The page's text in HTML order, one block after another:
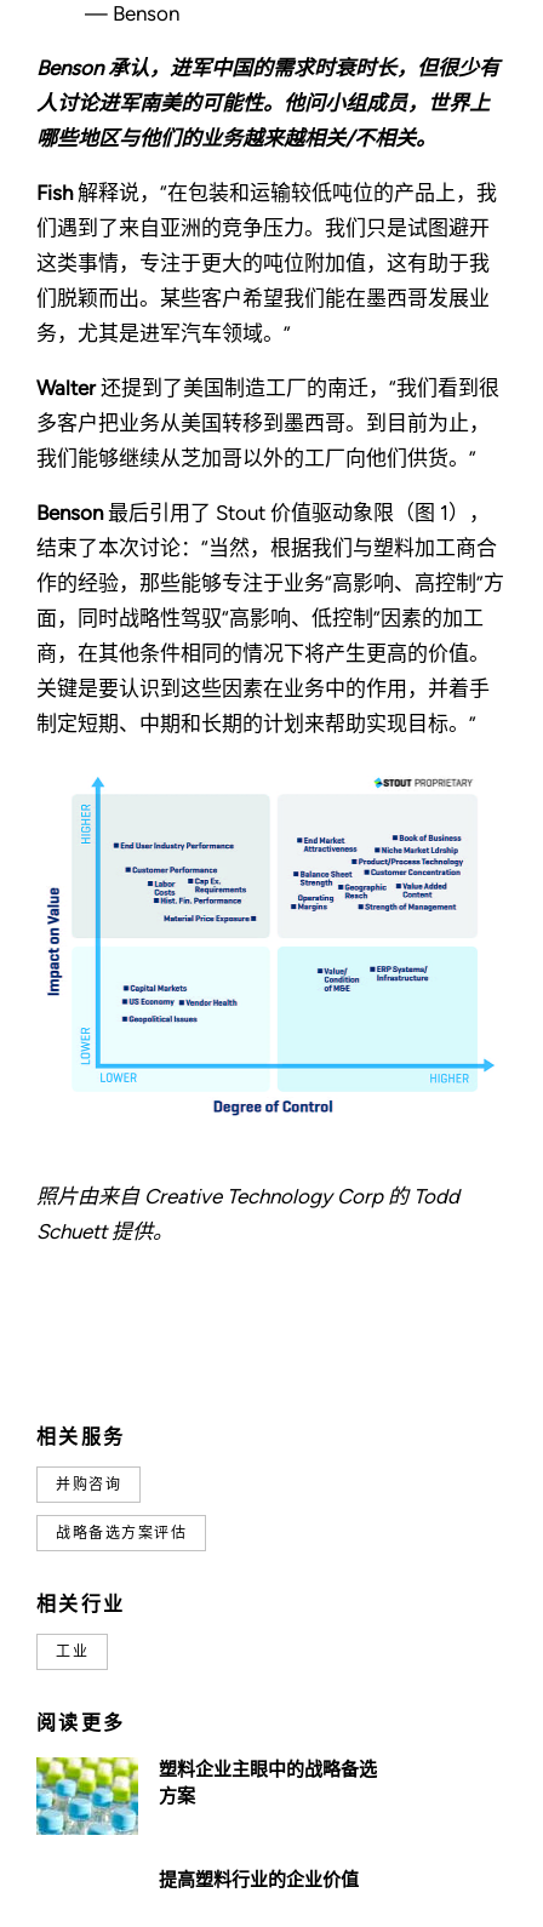
相关服务
并购咨询
战略备选方案评估
相关行业
工业
阅读更多
塑料企业主眼中的战略备选
方案
提高塑料行业的企业价值
— Benson
Benson 承认，进军中国的需求时衰时长，但很少有
人讨论进军南美的可能性。他问小组成员，世界上
哪些地区与他们的业务越来越相关/不相关。
Fish解释说，“在包装和运输较低吨位的产品上，我
们遇到了来自亚洲的竞争压力。我们只是试图避开
这类事情，专注于更大的吨位附加值，这有助于我
们脱颖而出。某些客户希望我们能在墨西哥发展业
务，尤其是进军汽车领域。”
Walter还提到了美国制造工厂的南迁，“我们看到很
多客户把业务从美国转移到墨西哥。到目前为止，
我们能够继续从芝加哥以外的工厂向他们供货。”
Benson最后引用了 Stout 价值驱动象限（图 1），
结束了本次讨论：“当然，根据我们与塑料加工商合
作的经验，那些能够专注于业务“高影响、高控制”方
面，同时战略性驾驭“高影响、低控制”因素的加工
商，在其他条件相同的情况下将产生更高的价值。
关键是要认识到这些因素在业务中的作用，并着手
制定短期、中期和长期的计划来帮助实现目标。”
照片由来自 Creative Technology Corp 的 Todd
Schuett 提供。